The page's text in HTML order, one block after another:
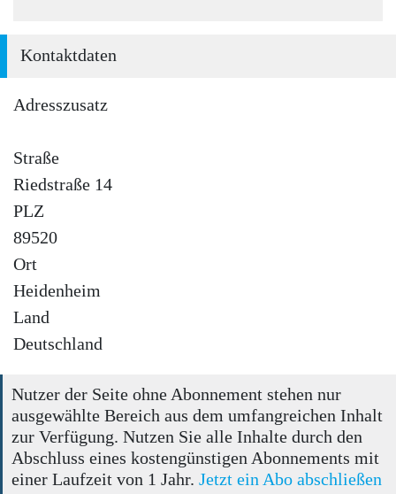
Kontaktdaten
Adresszusatz
Straße
Riedstraße 14
PLZ
89520
Ort
Heidenheim
Land
Deutschland
Nutzer der Seite ohne Abonnement stehen nur
ausgewählte Bereich aus dem umfangreichen Inhalt
zur Verfügung. Nutzen Sie alle Inhalte durch den
Abschluss eines kostengünstigen Abonnements mit
einer Laufzeit von 1 Jahr. Jetzt ein Abo abschließen